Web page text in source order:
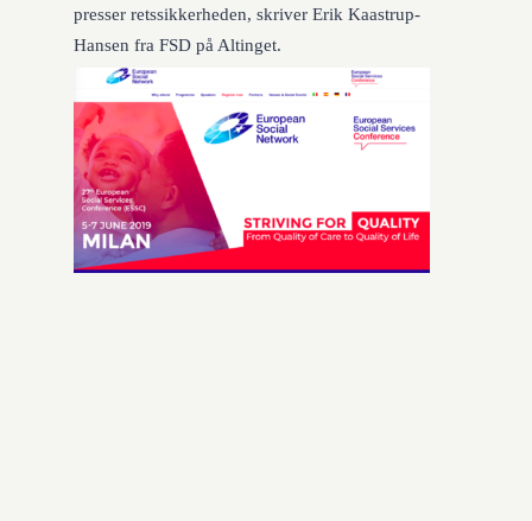
presser retssikkerheden, skriver Erik Kaastrup-
Hansen fra FSD på Altinget.